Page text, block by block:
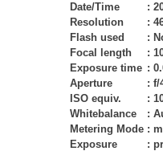
Date/Time
:
Resolution
:
Flash used
:
Focal length
:
Exposure time :
Aperture
: f/
ISO equiv.
:
Whitebalance
:
Metering Mode :
Exposure
: